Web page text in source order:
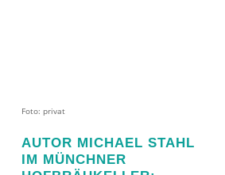
Foto: privat
AUTOR MICHAEL STAHL
IM MÜNCHNER